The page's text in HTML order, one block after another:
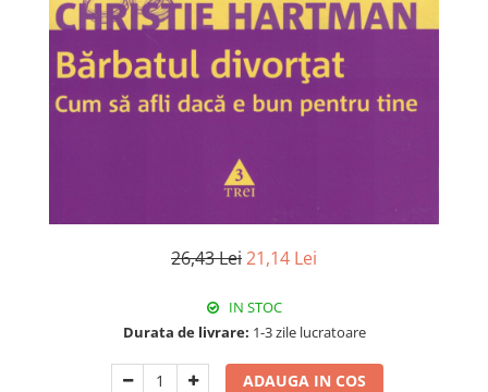
26,43 Lei21,14 Lei
IN STOC
Durata de livrare: 1-3 zile lucratoare
ADAUGA IN COS